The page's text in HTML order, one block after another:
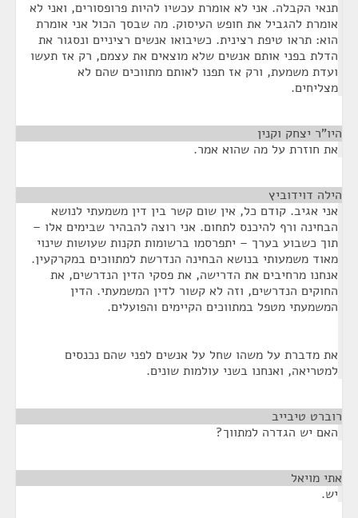
תנאי הקבלה. אני לא אומרת עכשיו להיות פרופסורים, ואני לא
אומרת להגביל את חופש העיסוק. מה שבסך הכול אני אומרת
הוא: תראו טיפת רצינית. כשיבואו אנשים רציניים ונסגור את
הדלת בפני אותם אנשים שלא מוצאים את עצמם, רק אז תעשו
ועדת משמעת, ורק אז תפנו לאותם מתווכים שהם לא
מצליחים.
היו"ר יצחק וקנין
את חוזרת על מה שהוא אמר.
הילה דוידוביץ
אני אגיב. קודם כל, אין שום קשר בין דין משמעתי לנושא
הבחינה ורף להיכנס לתחום. אני רוצה להבהיר שבימים אלו –
תוך כשבוע בערך – יתפרסמו ברשומות תקנות שעושות שינוי
מאוד משמעותי בנושא הבחינה הנדרשת למתווכים במקרקעין.
אנחנו מרחיבים את הדרישה, את פסקי הדין הנדרשים, את
החוקים הנדרשים, וזה לא קשור לדין המשמעתי. הדין
המשמעתי מטפל במתווכים הקיימים והפועלים.
את מדברת על משהו שחל על אנשים לפני שהם נכנסים
למטריאה, ואנחנו בשני עולמות שונים.
רוברט טיבייב
האם יש הגדרה למתווך?
אתי מויאל
יש.